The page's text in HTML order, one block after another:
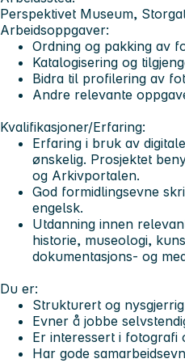
Perspektivet Museum,
Arbeidsoppgaver:
Ordning og pakking av
Katalogisering og
Bidra til profilering av
Andre relevante
Kvalifikasjoner/Erfaring:
Erfaring i bruk av
ønskelig. Prosjektet
og Arkivportalen.
God formidlingsevne
engelsk.
Utdanning innen
historie, museologi,
dokumentasjons- og
Du er:
Strukturert og nysgjerrig
Evner å jobbe
Er interessert i fotografi
Har gode